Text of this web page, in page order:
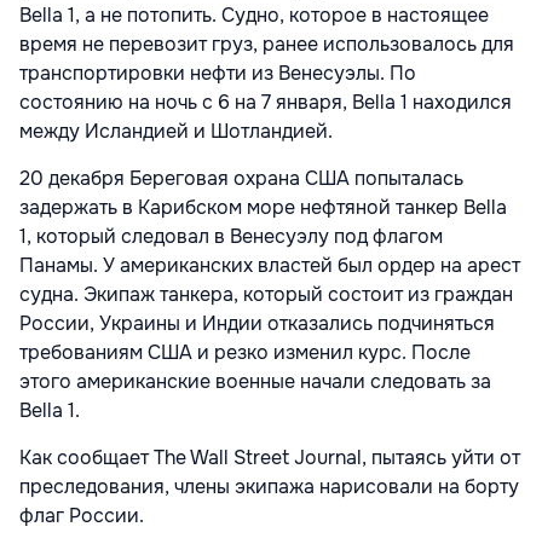
Bella 1, а не потопить. Cудно, которое в настоящее
время не перевозит груз, ранее использовалось для
транспортировки нефти из Венесуэлы. По
состоянию на ночь с 6 на 7 января, Bella 1 находился
между Исландией и Шотландией.
20 декабря Береговая охрана США попыталась
задержать в Карибском море нефтяной танкер Bella
1, который следовал в Венесуэлу под флагом
Панамы. У американских властей был ордер на арест
судна. Экипаж танкера, который состоит из граждан
России, Украины и Индии отказались подчиняться
требованиям США и резко изменил курс. После
этого американские военные начали следовать за
Bella 1.
Как сообщает The Wall Street Journal, пытаясь уйти от
преследования, члены экипажа нарисовали на борту
флаг России.